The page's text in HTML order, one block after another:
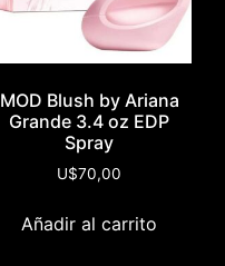
MOD Blush by Ariana
Grande 3.4 oz EDP
Spray
U$70,00
Añadir al carrito